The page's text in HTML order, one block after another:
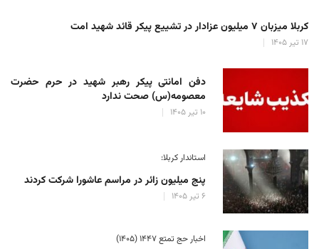
کربلا میزبان ۷ میلیون عزادار در تشییع پیکر قائد شهید امت
۱۷ تیر ۱۴۰۵
دفن امانتی پیکر رهبر شهید در حرم حضرت
معصومه(س) صحت ندارد
۱۰ تیر ۱۴۰۵
استاندار کربلا:
پنج میلیون زائر در مراسم عاشورا شرکت کردند
۶ تیر ۱۴۰۵
اخبار حج تمتع ۱۴۴۷ (۱۴۰۵)